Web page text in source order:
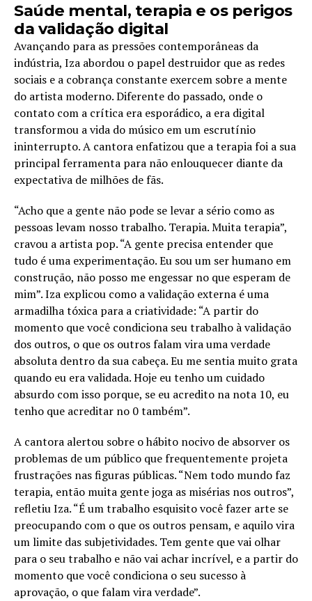
Saúde mental, terapia e os perigos
da validação digital
Avançando para as pressões contemporâneas da
indústria, Iza abordou o papel destruidor que as redes
sociais e a cobrança constante exercem sobre a mente
do artista moderno. Diferente do passado, onde o
contato com a crítica era esporádico, a era digital
transformou a vida do músico em um escrutínio
ininterrupto. A cantora enfatizou que a terapia foi a sua
principal ferramenta para não enlouquecer diante da
expectativa de milhões de fãs.
“Acho que a gente não pode se levar a sério como as
pessoas levam nosso trabalho. Terapia. Muita terapia”,
cravou a artista pop. “A gente precisa entender que
tudo é uma experimentação. Eu sou um ser humano em
construção, não posso me engessar no que esperam de
mim”. Iza explicou como a validação externa é uma
armadilha tóxica para a criatividade: “A partir do
momento que você condiciona seu trabalho à validação
dos outros, o que os outros falam vira uma verdade
absoluta dentro da sua cabeça. Eu me sentia muito grata
quando eu era validada. Hoje eu tenho um cuidado
absurdo com isso porque, se eu acredito na nota 10, eu
tenho que acreditar no 0 também”.
A cantora alertou sobre o hábito nocivo de absorver os
problemas de um público que frequentemente projeta
frustrações nas figuras públicas. “Nem todo mundo faz
terapia, então muita gente joga as misérias nos outros”,
refletiu Iza. “É um trabalho esquisito você fazer arte se
preocupando com o que os outros pensam, e aquilo vira
um limite das subjetividades. Tem gente que vai olhar
para o seu trabalho e não vai achar incrível, e a partir do
momento que você condiciona o seu sucesso à
aprovação, o que falam vira verdade”.